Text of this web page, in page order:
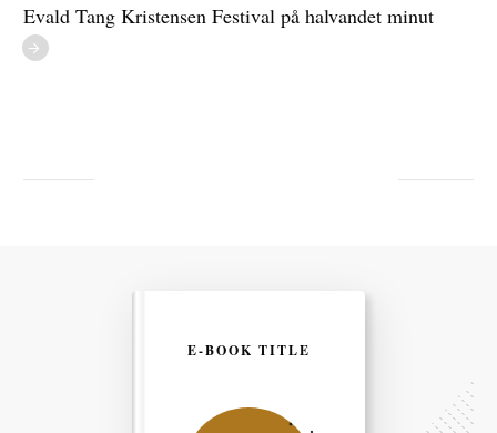
Evald Tang Kristensen Festival på halvandet minut
E-BOOK TITLE